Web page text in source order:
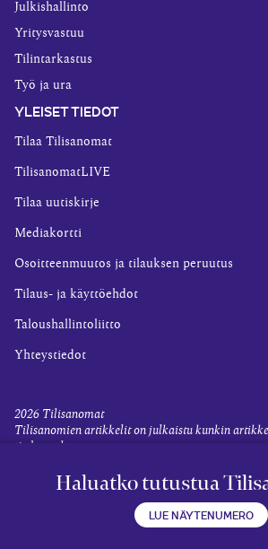
Julkishallinto
Yritysvastuu
Tilintarkastus
Työ ja ura
YLEISET TIEDOT
Tilaa Tilisanomat
TilisanomatLIVE
Tilaa uutiskirje
Mediakortti
Osoitteenmuutos ja tilauksen peruutus
Tilaus- ja käyttöehdot
Taloushallintoliitto
Yhteystiedot
2026 Tilisanomat
Tilisanomien artikkelit on julkaistu kunkin
tiedon valossa.
EvästevalinnatHaluatko tutustua
LUE NÄYTENUMERO